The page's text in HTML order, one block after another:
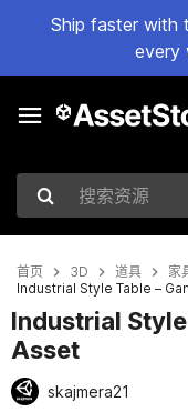
Ship faster with
every
搜索资源
首页 3D 道具
家
Industrial Style Table –
Industrial Style
Asset
skajmera21